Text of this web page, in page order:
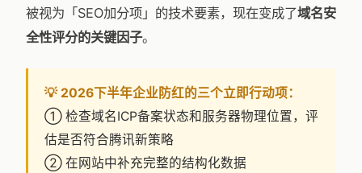
被视为「SEO加分项」的技术要素，现在变成了域名安
全性评分的关键因子。
💡 2026下半年企业防红的三个立即行动项：
① 检查域名ICP备案状态和服务器物理位置，评
估是否符合腾讯新策略
② 在网站中补充完整的结构化数据